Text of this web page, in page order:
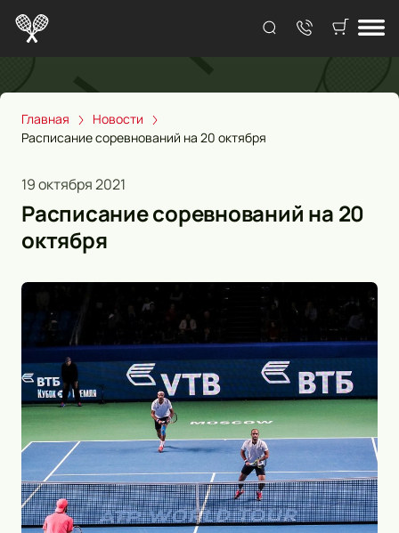
Главная
Новости
Расписание соревнований на 20 октября
19 октября 2021
Расписание соревнований на 20
октября